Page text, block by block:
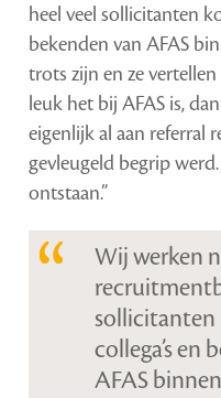
heel veel sollicitanten
bekenden van AFAS
trots zijn en ze
leuk het bij AFAS is,
eigenlijk al aan referral
gevleugeld begrip
ontstaan.”
Wij werken
sollicitanten
collega’s en
AFAS binnen